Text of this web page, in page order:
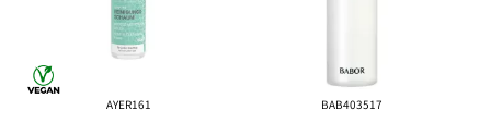
AYER161 BAB403517